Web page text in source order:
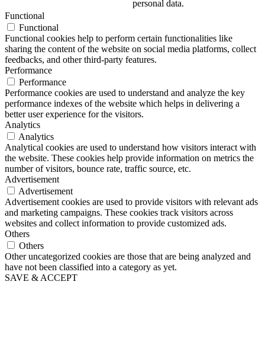
personal data.
Functional
Functional
Functional cookies help to perform certain functionalities like
sharing the content of the website on social media platforms, collect
feedbacks, and other third-party features.
Performance
Performance
Performance cookies are used to understand and analyze the key
performance indexes of the website which helps in delivering a
better user experience for the visitors.
Analytics
Analytics
Analytical cookies are used to understand how visitors interact with
the website. These cookies help provide information on metrics the
number of visitors, bounce rate, traffic source, etc.
Advertisement
Advertisement
Advertisement cookies are used to provide visitors with relevant ads
and marketing campaigns. These cookies track visitors across
websites and collect information to provide customized ads.
Others
Others
Other uncategorized cookies are those that are being analyzed and
have not been classified into a category as yet.
SAVE & ACCEPT